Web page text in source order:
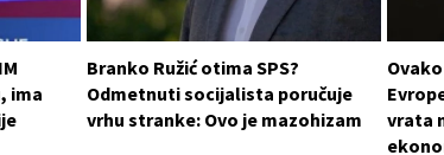
ima
Branko Ružić otima SPS?
Odmetnuti socijalista poručuje
vrhu stranke: Ovo je mazohizam
vrata